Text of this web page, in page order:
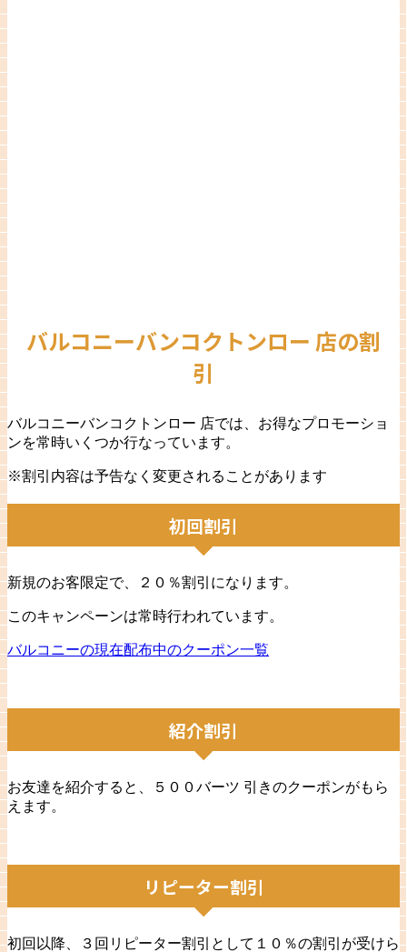
バルコニーバンコクトンロー 店の割
引
バルコニーバンコクトンロー 店では、お得なプロモーショ
ンを常時いくつか行なっています。
※割引内容は予告なく変更されることがあります
初回割引
新規のお客限定で、２０％割引になります。
このキャンペーンは常時行われています。
バルコニーの現在配布中のクーポン一覧
紹介割引
お友達を紹介すると、５００バーツ 引きのクーポンがもら
えます。
リピーター割引
初回以降、３回リピーター割引として１０％の割引が受けら